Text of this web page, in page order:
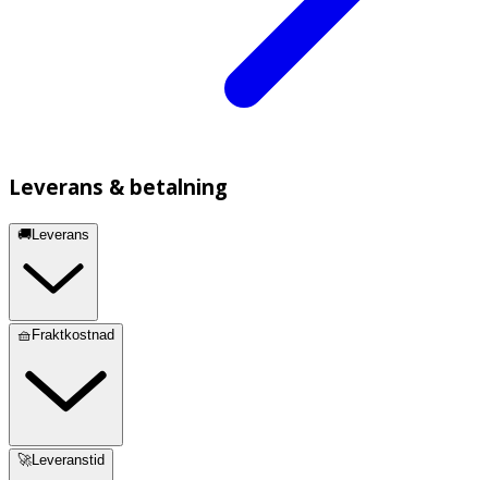
Leverans & betalning
🚚Leverans
🧺Fraktkostnad
🚀Leveranstid